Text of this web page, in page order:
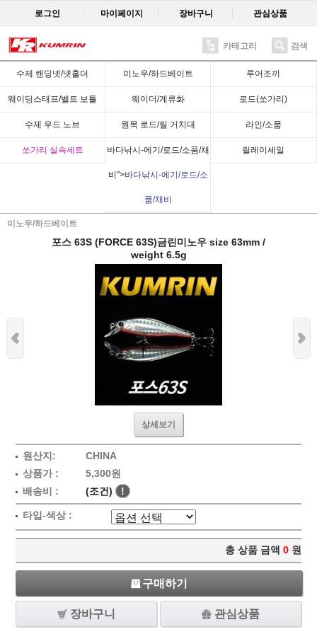
로그인 마이페이지 장바구니 관심상품
카테고리 검색
수제 랜딩넷/넷홀더 미노우/하드베이트 루어조끼
웨이딩스태프/벨트 보틀 웨이더/계류화 로드(쏘가리)
수제 우드 노브 원목 로드/릴 거치대 라인/소품
쏘가리 실속세트 바다낚시-에기/로드/소품/채
비">바다낚시-에기/로드/소
품/채비
릴레이세일
미노우/하드베이트
Recent
포스 63S (FORCE 63S)금린미노우 size 63mm /
weight 6.5g
상세보기
원산지:
CHINA
상품가 :
5,300원
배송비 :
(조건) !
타입-색상 :
총 상품 금액 0 원
구매하기
장바구니 관심상품